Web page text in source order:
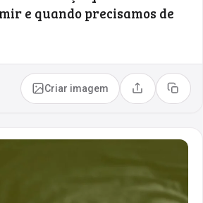
e quando precisamos de
Criar imagem Compartilhar
Copiar